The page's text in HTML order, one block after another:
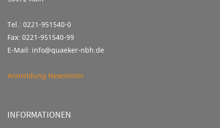
Tel.: 0221-951540-0
Fax: 0221-951540-99
E-Mail: info@quaeker-nbh.de
Anmeldung Newsletter
INFORMATIONEN